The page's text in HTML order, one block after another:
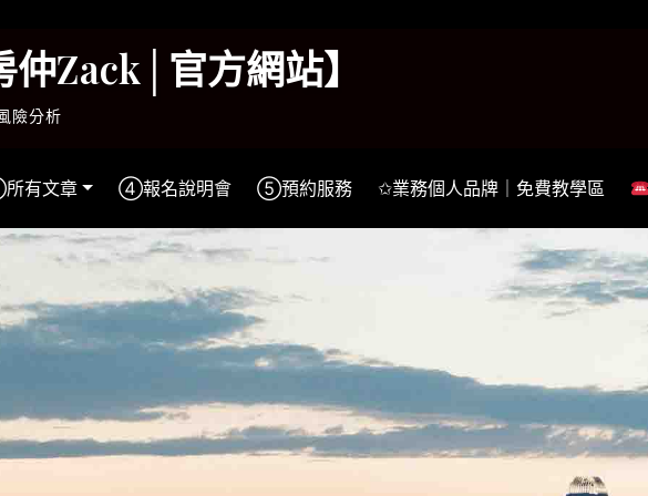
仲Zack│官方網站】
險分析
有文章 ④報名說明會 ⑤預約服務 ✩業務個人品牌｜免費教學區